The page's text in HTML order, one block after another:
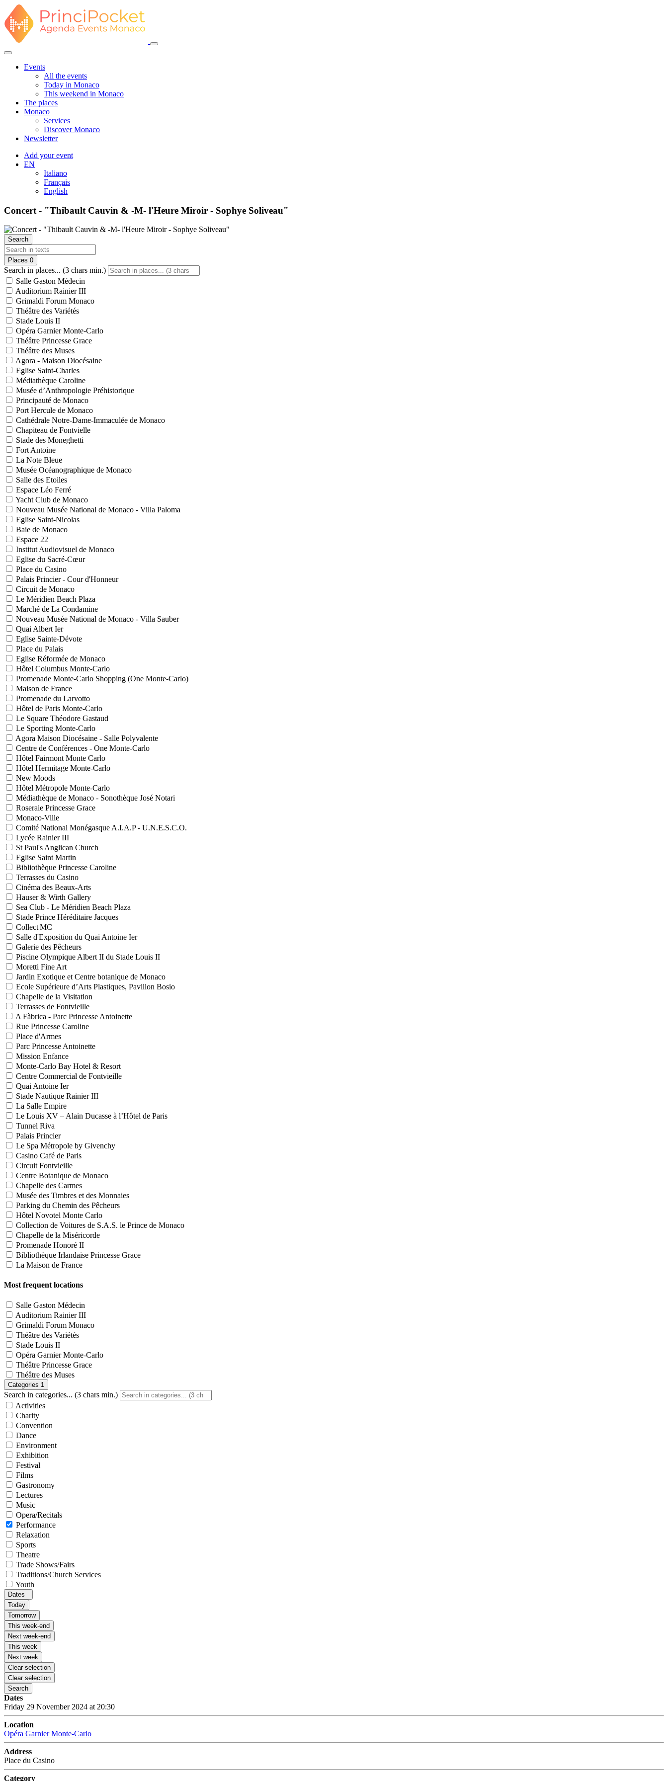
Events
All the events
Today in Monaco
This weekend in Monaco
The places
Monaco
Services
Discover Monaco
Newsletter
Add your event
EN
Italiano
Français
English
Concert - "Thibault Cauvin & -M- l'Heure Miroir - Sophye Soliveau"
Search
Places 0
Search in places... (3 chars min.)
Salle Gaston Médecin
Auditorium Rainier III
Grimaldi Forum Monaco
Théâtre des Variétés
Stade Louis II
Opéra Garnier Monte-Carlo
Théâtre Princesse Grace
Théâtre des Muses
Agora - Maison Diocésaine
Eglise Saint-Charles
Médiathèque Caroline
Musée d’Anthropologie Préhistorique
Principauté de Monaco
Port Hercule de Monaco
Cathédrale Notre-Dame-Immaculée de Monaco
Chapiteau de Fontvielle
Stade des Moneghetti
Fort Antoine
La Note Bleue
Musée Océanographique de Monaco
Salle des Etoiles
Espace Léo Ferré
Yacht Club de Monaco
Nouveau Musée National de Monaco - Villa Paloma
Eglise Saint-Nicolas
Baie de Monaco
Espace 22
Institut Audiovisuel de Monaco
Eglise du Sacré-Cœur
Place du Casino
Palais Princier - Cour d'Honneur
Circuit de Monaco
Le Méridien Beach Plaza
Marché de La Condamine
Nouveau Musée National de Monaco - Villa Sauber
Quai Albert Ier
Eglise Sainte-Dévote
Place du Palais
Eglise Réformée de Monaco
Hôtel Columbus Monte-Carlo
Promenade Monte-Carlo Shopping (One Monte-Carlo)
Maison de France
Promenade du Larvotto
Hôtel de Paris Monte-Carlo
Le Square Théodore Gastaud
Le Sporting Monte-Carlo
Agora Maison Diocésaine - Salle Polyvalente
Centre de Conférences - One Monte-Carlo
Hôtel Fairmont Monte Carlo
Hôtel Hermitage Monte-Carlo
New Moods
Hôtel Métropole Monte-Carlo
Médiathèque de Monaco - Sonothèque José Notari
Roseraie Princesse Grace
Monaco-Ville
Comité National Monégasque A.I.A.P - U.N.E.S.C.O.
Lycée Rainier III
St Paul's Anglican Church
Eglise Saint Martin
Bibliothèque Princesse Caroline
Terrasses du Casino
Cinéma des Beaux-Arts
Hauser & Wirth Gallery
Sea Club - Le Méridien Beach Plaza
Stade Prince Héréditaire Jacques
Collect|MC
Salle d'Exposition du Quai Antoine Ier
Galerie des Pêcheurs
Piscine Olympique Albert II du Stade Louis II
Moretti Fine Art
Jardin Exotique et Centre botanique de Monaco
Ecole Supérieure d’Arts Plastiques, Pavillon Bosio
Chapelle de la Visitation
Terrasses de Fontvieille
A Fàbrica - Parc Princesse Antoinette
Rue Princesse Caroline
Place d'Armes
Parc Princesse Antoinette
Mission Enfance
Monte-Carlo Bay Hotel & Resort
Centre Commercial de Fontvieille
Quai Antoine Ier
Stade Nautique Rainier III
La Salle Empire
Le Louis XV – Alain Ducasse à l’Hôtel de Paris
Tunnel Riva
Palais Princier
Le Spa Métropole by Givenchy
Casino Café de Paris
Circuit Fontvieille
Centre Botanique de Monaco
Chapelle des Carmes
Musée des Timbres et des Monnaies
Parking du Chemin des Pêcheurs
Hôtel Novotel Monte Carlo
Collection de Voitures de S.A.S. le Prince de Monaco
Chapelle de la Miséricorde
Promenade Honoré II
Bibliothèque Irlandaise Princesse Grace
La Maison de France
Most frequent locations
Salle Gaston Médecin
Auditorium Rainier III
Grimaldi Forum Monaco
Théâtre des Variétés
Stade Louis II
Opéra Garnier Monte-Carlo
Théâtre Princesse Grace
Théâtre des Muses
Categories 1
Search in categories... (3 chars min.)
Activities
Charity
Convention
Dance
Environment
Exhibition
Festival
Films
Gastronomy
Lectures
Music
Opera/Recitals
Performance
Relaxation
Sports
Theatre
Trade Shows/Fairs
Traditions/Church Services
Youth
Dates
Today
Tomorrow
This week-end
Next week-end
This week
Next week
Clear selection
Clear selection
Search
Dates
Friday 29 November 2024 at 20:30
Location
Opéra Garnier Monte-Carlo
Address
Place du Casino
Category